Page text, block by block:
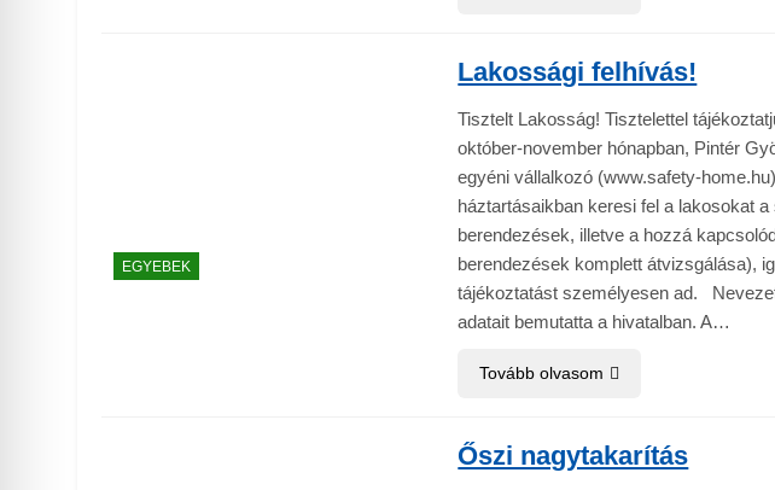
EGYEBEK
Lakossági felhívás!
Tisztelt Lakosság! Tisztelettel
október-november hónapban, Pintér
egyéni vállalkozó (www.safety-
háztartásaikban keresi fel a lakosokat
berendezések, illetve a hozzá
berendezések komplett átvizsgálása),
tájékoztatást személyesen ad.
adatait bemutatta a hivatalban. A…
Tovább olvasom
Őszi nagytakarítás